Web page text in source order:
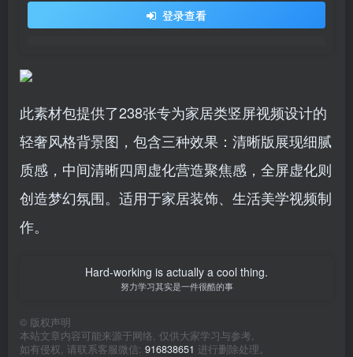
登录查看
此素材包提供了238张专为家居类竖屏视频设计的
轻奢风格背景图，包含三种效果：清晰版展现细腻
质感，中间清晰四周虚化营造聚焦感，全屏虚化则
创造梦幻氛围。适用于家居装饰、生活美学视频制
作。
Hard-working is actually a cool thing.
努力学习其实是一件很酷的事
© 版权声明
本站文章内容可能来源于网络, 仅供大家学习与参考,
如有侵权, 请联系客服微信: 916838651 进行删除处理。